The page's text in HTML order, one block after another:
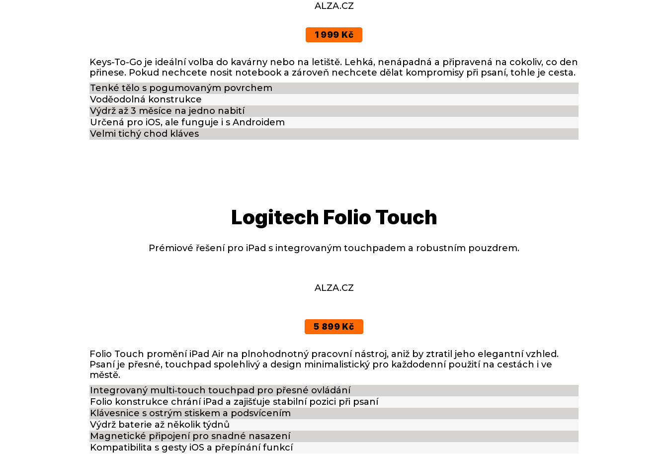
ALZA.CZ
1 999 Kč
Keys-To-Go je ideální volba do kavárny nebo na letiště. Lehká, nenápadná a připravená na cokoliv, co den
přinese. Pokud nechcete nosit notebook a zároveň nechcete dělat kompromisy při psaní, tohle je cesta.
Tenké tělo s pogumovaným povrchem
Voděodolná konstrukce
Výdrž až 3 měsíce na jedno nabití
Určená pro iOS, ale funguje i s Androidem
Velmi tichý chod kláves
Logitech Folio Touch
Prémiové řešení pro iPad s integrovaným touchpadem a robustním pouzdrem.
ALZA.CZ
5 899 Kč
Folio Touch promění iPad Air na plnohodnotný pracovní nástroj, aniž by ztratil jeho elegantní vzhled.
Psaní je přesné, touchpad spolehlivý a design minimalistický pro každodenní použití na cestách i ve
městě.
Integrovaný multi‑touch touchpad pro přesné ovládání
Folio konstrukce chrání iPad a zajišťuje stabilní pozici při psaní
Klávesnice s ostrým stiskem a podsvícením
Výdrž baterie až několik týdnů
Magnetické připojení pro snadné nasazení
Kompatibilita s gesty iOS a přepínání funkcí